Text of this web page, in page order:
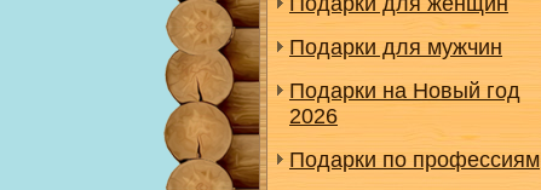
Подарки для мужчин
Подарки на Новый год
2026
Подарки по профессиям